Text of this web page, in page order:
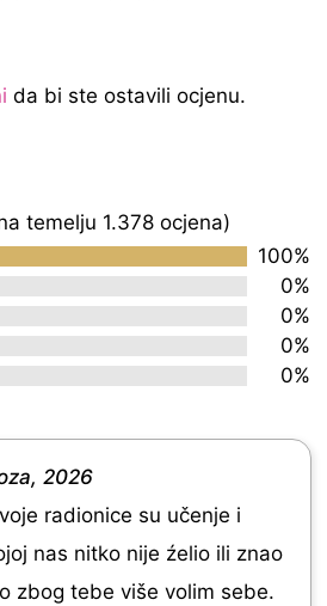
da bi ste ostavili ocjenu.
temelju 1.378 ocjena)
100%
0%
0%
0%
0%
2026
radionice su učenje i
nas nitko nije źelio ili znao
zbog tebe više volim sebe.